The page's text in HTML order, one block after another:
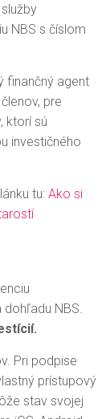
NBS s číslom
finančný agent
pre
ktorí sú
investičného
tu:Ako si
NBS.
Pri podpise
prístupový
stav svojej